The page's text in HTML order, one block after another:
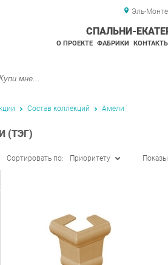
Эль-Монте
СПАЛЬНИ-
О ПРОЕКТЕ ФАБРИКИ
Состав коллекций Амели
(ТЭГ)
Сортировать по: Приоритету